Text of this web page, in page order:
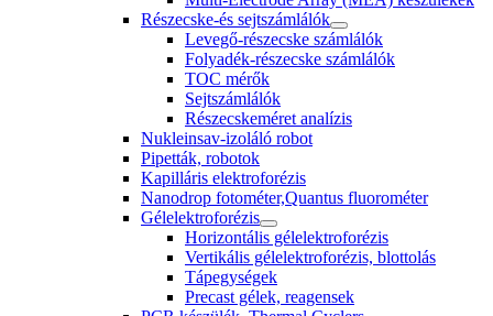
Részecske-és sejtszámlálók
Levegő-részecske számlálók
Folyadék-részecske számlálók
TOC mérők
Sejtszámlálók
Részecskeméret analízis
Nukleinsav-izoláló robot
Pipetták, robotok
Kapilláris elektroforézis
Nanodrop fotométer,Quantus fluorométer
Gélelektroforézis
Horizontális gélelektroforézis
Vertikális gélelektroforézis, blottolás
Tápegységek
Precast gélek, reagensek